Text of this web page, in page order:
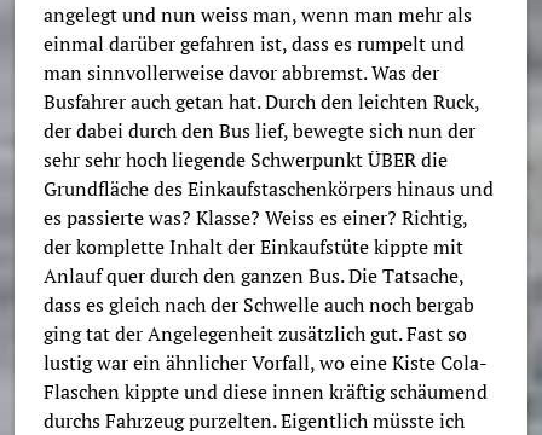
angelegt und nun weiss man, wenn man mehr als
einmal darüber gefahren ist, dass es rumpelt und
man sinnvollerweise davor abbremst. Was der
Busfahrer auch getan hat. Durch den leichten Ruck,
der dabei durch den Bus lief, bewegte sich nun der
sehr sehr hoch liegende Schwerpunkt ÜBER die
Grundfläche des Einkaufstaschenkörpers hinaus und
es passierte was? Klasse? Weiss es einer? Richtig,
der komplette Inhalt der Einkaufstüte kippte mit
Anlauf quer durch den ganzen Bus. Die Tatsache,
dass es gleich nach der Schwelle auch noch bergab
ging tat der Angelegenheit zusätzlich gut. Fast so
lustig war ein ähnlicher Vorfall, wo eine Kiste Cola-
Flaschen kippte und diese innen kräftig schäumend
durchs Fahrzeug purzelten. Eigentlich müsste ich